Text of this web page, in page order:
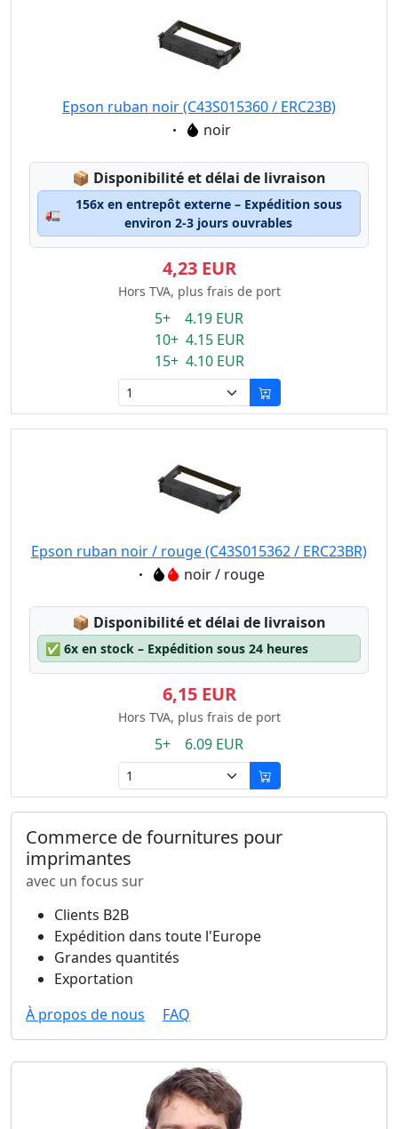
Epson ruban noir (C43S015360 / ERC23B)
Eigenschaft:
noir
📦 Lagerstatus:
Disponibilité et délai de livraison
🚛
156x en entrepôt externe – Expédition sous
environ 2-3 jours ouvrables
4,23 EUR
Hors TVA, plus frais de port
5+ 4.19 EUR
10+ 4.15 EUR
15+ 4.10 EUR
Epson ruban noir / rouge (C43S015362 / ERC23BR)
Eigenschaft:noir / rouge
📦 Lagerstatus:
Disponibilité et délai de livraison
✅ 6x en stock – Expédition sous 24 heures
6,15 EUR
Hors TVA, plus frais de port
5+ 6.09 EUR
Commerce de fournitures pour
imprimantes
avec un focus sur
Clients B2B
Expédition dans toute l'Europe
Grandes quantités
Exportation
À propos de nous
FAQ